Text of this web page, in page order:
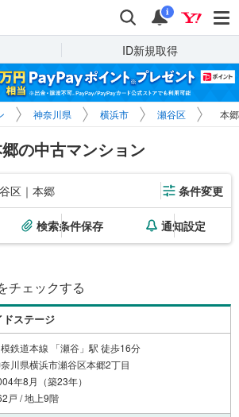
検索 通知
i
ID新規取得
神奈川県 横浜市 瀬谷区 本
の中古マンション
区｜本郷 条件変更
検索条件保存 通知設定
チェックする
ドステージ
鉄道本線 「瀬谷」駅 徒歩16分
川県横浜市瀬谷区本郷2丁目
年8月（築23年）
戸 / 地上9階